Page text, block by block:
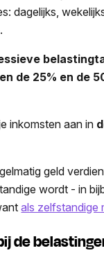
dagelijks,
de 25% en de
inkomsten aan in
geld
wordt - in
als zelfstandige
de